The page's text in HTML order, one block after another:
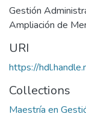
Gestión
Ampliación de
URI
https://
Collections
Maestría en